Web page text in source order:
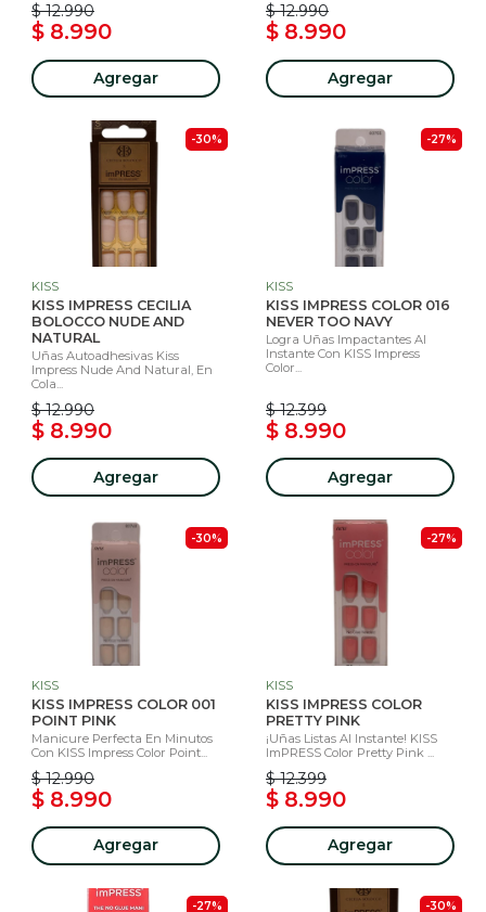
$ 12.990
$ 8.990
Agregar
$ 12.990
$ 8.990
Agregar
-30%
KISS
KISS IMPRESS CECILIA
BOLOCCO NUDE AND
NATURAL
Uñas Autoadhesivas Kiss
Impress Nude And Natural, En
Cola...
$ 12.990
$ 8.990
Agregar
-27%
KISS
KISS IMPRESS COLOR 016
NEVER TOO NAVY
Logra Uñas Impactantes Al
Instante Con KISS Impress
Color...
$ 12.399
$ 8.990
Agregar
-30%
KISS
KISS IMPRESS COLOR 001
POINT PINK
Manicure Perfecta En Minutos
Con KISS Impress Color Point...
$ 12.990
$ 8.990
Agregar
-27%
KISS
KISS IMPRESS COLOR
PRETTY PINK
¡Uñas Listas Al Instante! KISS
ImPRESS Color Pretty Pink ...
$ 12.399
$ 8.990
Agregar
-27% -30%